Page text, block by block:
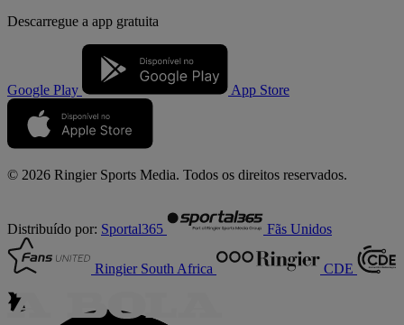
Descarregue a app gratuita
Google Play App Store
© 2026 Ringier Sports Media. Todos os direitos reservados.
Distribuído por: Sportal365 Fãs Unidos
Ringier South Africa CDE